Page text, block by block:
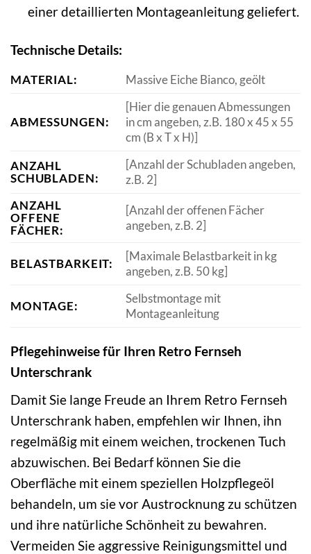
einer detaillierten Montageanleitung geliefert.
Technische Details:
MATERIAL: Massive Eiche Bianco, geölt
ABMESSUNGEN:
[Hier die genauen Abmessungen
in cm angeben, z.B. 180 x 45 x 55
cm (B x T x H)]
ANZAHL
SCHUBLADEN:
[Anzahl der Schubladen angeben,
z.B. 2]
ANZAHL
OFFENE
FÄCHER:
[Anzahl der offenen Fächer
angeben, z.B. 2]
BELASTBARKEIT:
[Maximale Belastbarkeit in kg
angeben, z.B. 50 kg]
MONTAGE:
Selbstmontage mit
Montageanleitung
Pflegehinweise für Ihren Retro Fernseh
Unterschrank
Damit Sie lange Freude an Ihrem Retro Fernseh
Unterschrank haben, empfehlen wir Ihnen, ihn
regelmäßig mit einem weichen, trockenen Tuch
abzuwischen. Bei Bedarf können Sie die
Oberfläche mit einem speziellen Holzpflegeöl
behandeln, um sie vor Austrocknung zu schützen
und ihre natürliche Schönheit zu bewahren.
Vermeiden Sie aggressive Reinigungsmittel und